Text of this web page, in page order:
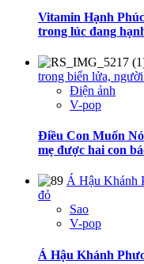
Vitamin Hạnh
trong lúc đang
trong biển lửa,
Điện ảnh
V-pop
Điều Con Muốn
mẹ được hai con
Á Hậu Khánh
đỏ
Sao
V-pop
Á Hậu Khánh